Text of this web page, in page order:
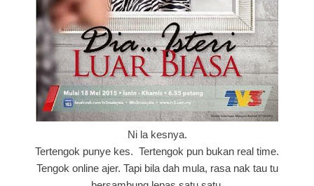
Ni la kesnya.
Tertengok punye kes. Tertengok pun bukan real time.
Tengok online ajer. Tapi bila dah mula, rasa nak tau tu